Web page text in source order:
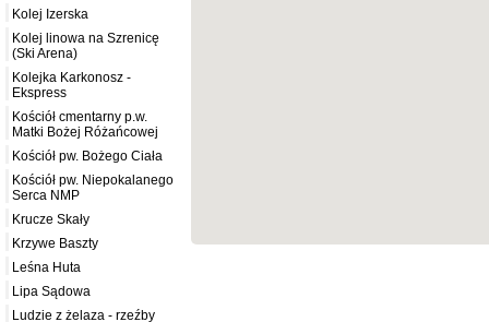
Kolej Izerska
Kolej linowa na Szrenicę
(Ski Arena)
Kolejka Karkonosz -
Ekspress
Kościół cmentarny p.w.
Matki Bożej Różańcowej
Kościół pw. Bożego Ciała
Kościół pw. Niepokalanego
Serca NMP
Krucze Skały
Krzywe Baszty
Leśna Huta
Lipa Sądowa
Ludzie z żelaza - rzeźby